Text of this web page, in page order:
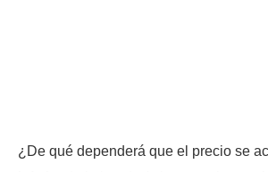
¿De qué dependerá que el precio se